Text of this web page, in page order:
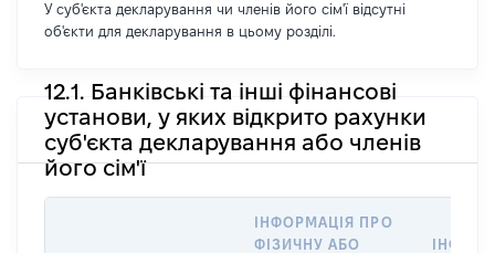
У суб'єкта декларування чи членів його сім'ї відсутні
об'єкти для декларування в цьому розділі.
12.1. Банківські та інші фінансові
установи, у яких відкрито рахунки
суб'єкта декларування або членів
його сім'ї
ІНФОРМАЦІЯ ПРО
ФІЗИЧНУ АБО